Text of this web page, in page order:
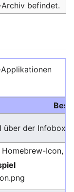
befindet.
über der Infobox,
Homebrew-Icon,